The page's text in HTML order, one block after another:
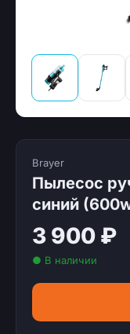
Brayer
Пылесос
синий
3 900 ₽
● В наличии